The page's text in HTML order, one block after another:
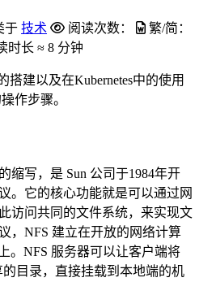
于 技术 阅读次数：
繁/简：
时长 ≈ 8 分钟
建以及在Kubernetes中的使用
作步骤。
缩写，是 Sun 公司于1984年开
。它的核心功能就是可以通过网
访问共同的文件系统，来实现文
，NFS 建立在开放的网络计算
。NFS 服务器可以让客户端将
目录，直接挂载到本地端的机